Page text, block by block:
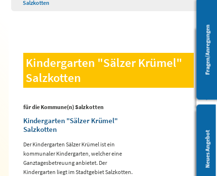
Leichte Sprache
Barrierefreiheit
Neues Angebot
Fragen/Anregungen
Salzkotten
Kindergarten "Sälzer Krümel"
Salzkotten
für die Kommune(n) Salzkotten
Kindergarten "Sälzer Krümel"
Salzkotten
Der Kindergarten Sälzer Krümel ist ein
kommunaler Kindergarten, welcher eine
Ganztagesbetreuung anbietet. Der
Kindergarten liegt im Stadtgebiet Salzkotten.